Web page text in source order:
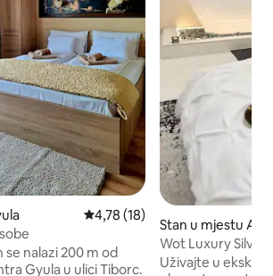
Prosječna ocjena: 4,78 od 5,
4,78 (18)
nalazi 200 m od
Gyula u ulici Tiborc.
Stan u mjestu
Wot Luxury Silver
spavaćoj sobi
Uživajte u